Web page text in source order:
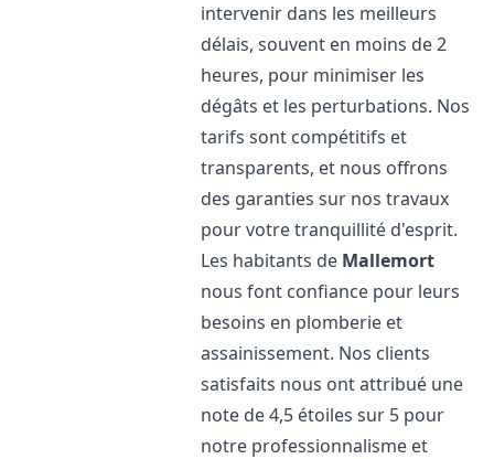
intervenir dans les meilleurs
délais, souvent en moins de 2
heures, pour minimiser les
dégâts et les perturbations. Nos
tarifs sont compétitifs et
transparents, et nous offrons
des garanties sur nos travaux
pour votre tranquillité d'esprit.
Les habitants de Mallemort
nous font confiance pour leurs
besoins en plomberie et
assainissement. Nos clients
satisfaits nous ont attribué une
note de 4,5 étoiles sur 5 pour
notre professionnalisme et